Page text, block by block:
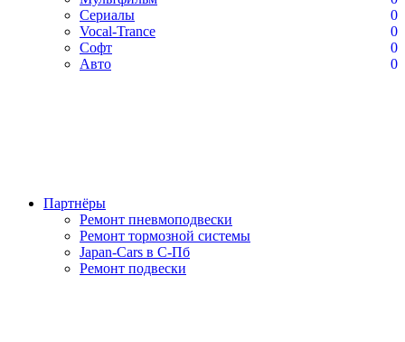
Сериалы
0
Vocal-Trance
0
Софт
0
Авто
0
Партнёры
Ремонт пневмоподвески
Ремонт тормозной системы
Japan-Cars в С-Пб
Ремонт подвески